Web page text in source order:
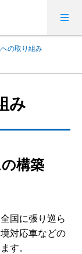
の取り組み
み
構築
国に張り巡ら
対応車などの
す。